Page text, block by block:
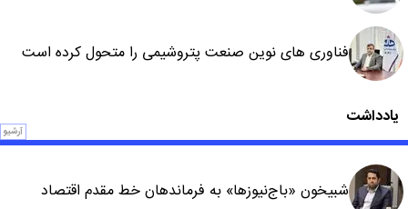
فناوری های نوین صنعت پتروشیمی را متحول کرده است
یادداشت
آرشیو
شبیخون «باج‌نیوزها» به فرماندهان خط مقدم اقتصاد